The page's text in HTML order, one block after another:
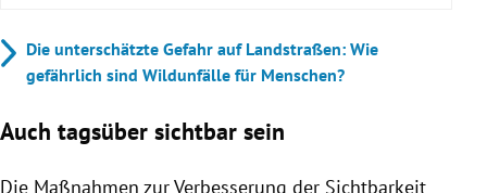
Die unterschätzte Gefahr auf Landstraßen: Wie
gefährlich sind Wildunfälle für Menschen?
Auch tagsüber sichtbar sein
Die Maßnahmen zur Verbesserung der Sichtbarkeit